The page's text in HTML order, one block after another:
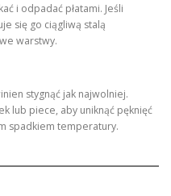
i odpadać płatami. Jeśli
się go ciągliwą stalą
warstwy.
stygnąć jak najwolniej.
lub piece, aby uniknąć pęknięć
spadkiem temperatury.